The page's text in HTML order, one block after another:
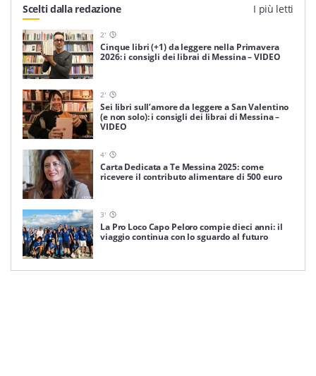
Scelti dalla redazione I più letti
2'
Cinque libri (+1) da leggere nella Primavera
2026: i consigli dei librai di Messina – VIDEO
2'
Sei libri sull’amore da leggere a San Valentino
(e non solo): i consigli dei librai di Messina –
VIDEO
4'
Carta Dedicata a Te Messina 2025: come
ricevere il contributo alimentare di 500 euro
3'
La Pro Loco Capo Peloro compie dieci anni: il
viaggio continua con lo sguardo al futuro